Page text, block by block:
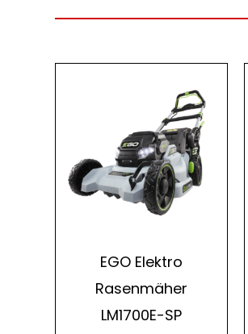
EGO Elektro
Rasenmäher
LM1700E-SP